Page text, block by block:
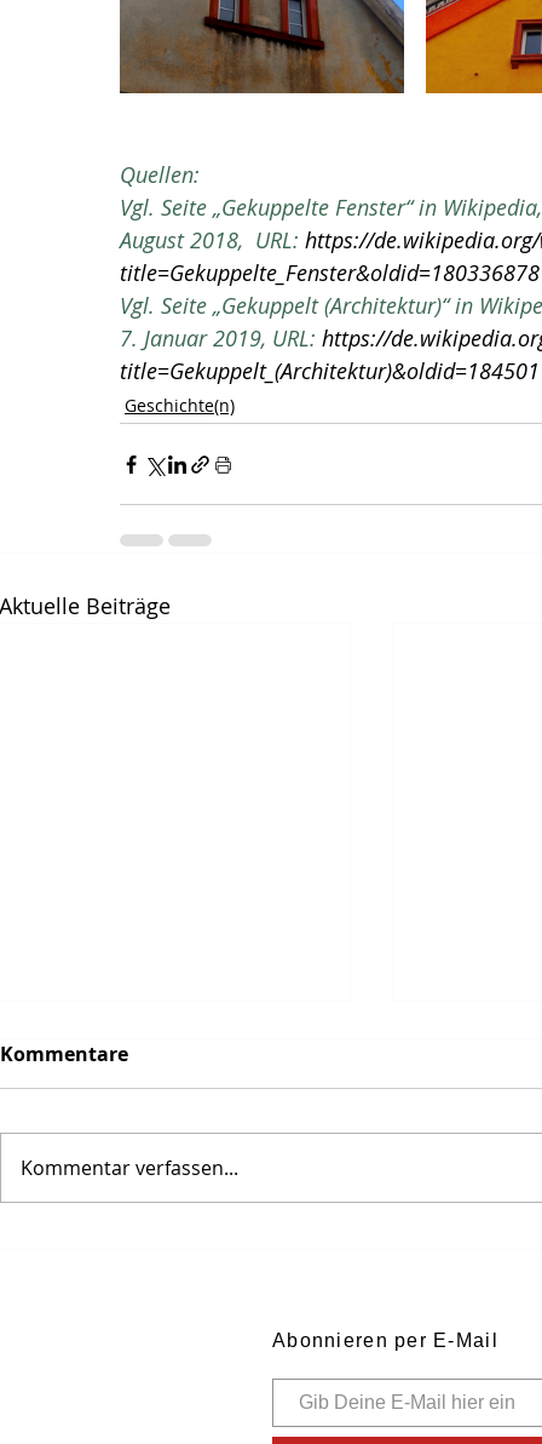
Quellen:
Vgl. Seite „Gekuppelte Fenster“ in
August 2018,  URL: https://
title=Gekuppelte_Fenster&oldid=180336878
Vgl. Seite „Gekuppelt (Architektur)“ in
7. Januar 2019, URL: https://
Geschichte(n)
Aktuelle Beiträge
Kommentare
Kommentar verfassen...
Abonnieren per E-Mail